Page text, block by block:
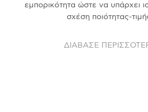
εμπορικότητα ώστε να υπάρχει
σχέση ποιότητας-
ΔΙΑΒΑΣΕ